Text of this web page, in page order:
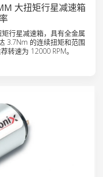
大扭矩行星减速箱
行星减速箱，具有全金属
3.7Nm 的连续扭矩和范围
转速为 12000 RPM。